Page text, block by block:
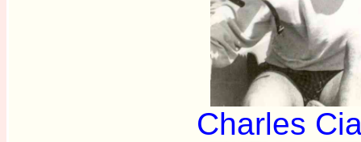
Charles